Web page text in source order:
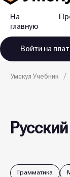
На
главную
Войти на
Умскул Учебник
Грамматика